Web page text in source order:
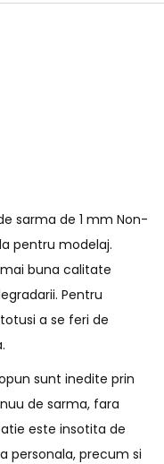
sarma de 1 mm Non-
pentru modelaj.
buna calitate
Pentru
a se feri de
sunt inedite prin
de sarma, fara
este insotita de
personala, precum si